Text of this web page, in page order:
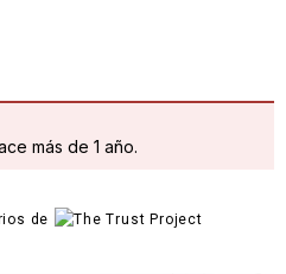
más de 1 año.
de